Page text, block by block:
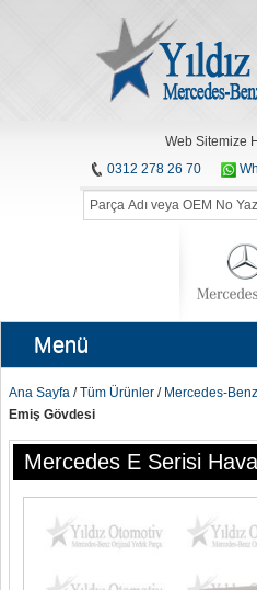
Web Sitemize
0312 278 26 70
Menü
Ana Sayfa /Tüm Ürünler / Mercedes-Benz
Emiş Gövdesi
Mercedes E Serisi